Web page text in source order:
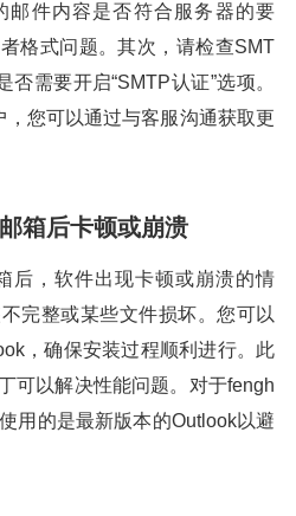
邮件内容是否符合服务器的要
格式问题。其次，请检查SMT
需要开启“SMTP认证”选项。
您可以通过与客服沟通获取更
箱后卡顿或崩溃
后，软件出现卡顿或崩溃的情
完整或某些文件损坏。您可以
，确保安装过程顺利进行。此
可以解决性能问题。对于fengh
用的是最新版本的Outlook以避